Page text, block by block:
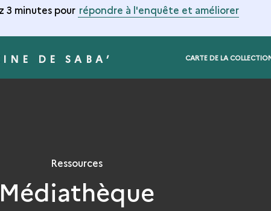
3 minutes pour répondre à l'enquête et améliorer
DE SABA’ CARTE DE LA
Ressources
Médiathèque